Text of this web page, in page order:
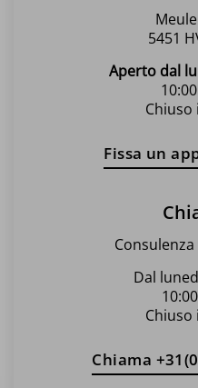
5451
Aperto dal
Fissa un
Dal
Chiama